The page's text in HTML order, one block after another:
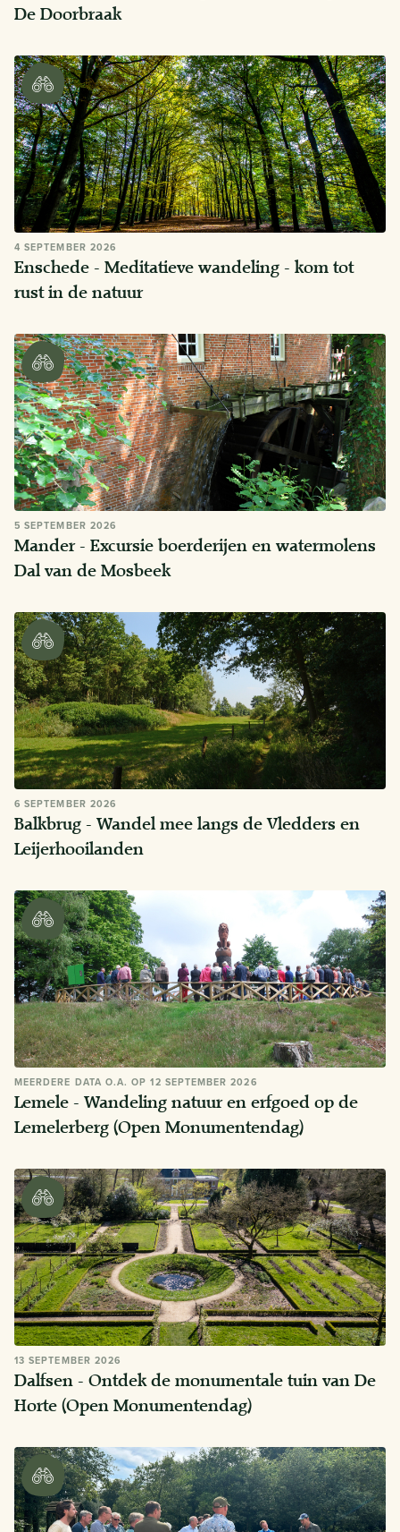
De Doorbraak
4 SEPTEMBER 2026
Enschede - Meditatieve wandeling - kom tot
rust in de natuur
5 SEPTEMBER 2026
Mander - Excursie boerderijen en watermolens
Dal van de Mosbeek
6 SEPTEMBER 2026
Balkbrug - Wandel mee langs de Vledders en
Leijerhooilanden
MEERDERE DATA O.A. OP 12 SEPTEMBER 2026
Lemele - Wandeling natuur en erfgoed op de
Lemelerberg (Open Monumentendag)
13 SEPTEMBER 2026
Dalfsen - Ontdek de monumentale tuin van De
Horte (Open Monumentendag)